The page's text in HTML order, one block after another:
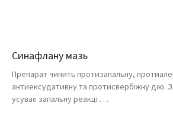
Синафлану мазь
Препарат чинить протизапальну,
антиексудативну та протисвербіжну дію.
усуває запальну реакці . . .